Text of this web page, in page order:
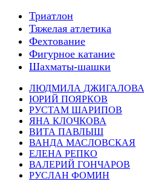
Триатлон
Тяжелая атлетика
Фехтование
Фигурное катание
Шахматы-шашки
ЛЮДМИЛА ДЖИГАЛОВА
ЮРИЙ ПОЯРКОВ
РУСТАМ ШАРИПОВ
ЯНА КЛОЧКОВА
ВИТА ПАВЛЫШ
ВАНДА МАСЛОВСКАЯ
ЕЛЕНА РЕПКО
ВАЛЕРИЙ ГОНЧАРОВ
РУСЛАН ФОМИН